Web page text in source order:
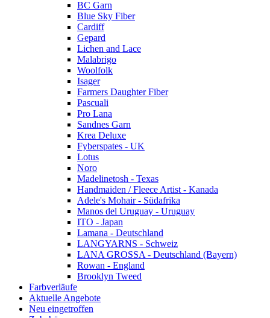
BC Garn
Blue Sky Fiber
Cardiff
Gepard
Lichen and Lace
Malabrigo
Woolfolk
Isager
Farmers Daughter Fiber
Pascuali
Pro Lana
Sandnes Garn
Krea Deluxe
Fyberspates - UK
Lotus
Noro
Madelinetosh - Texas
Handmaiden / Fleece Artist - Kanada
Adele's Mohair - Südafrika
Manos del Uruguay - Uruguay
ITO - Japan
Lamana - Deutschland
LANGYARNS - Schweiz
LANA GROSSA - Deutschland (Bayern)
Rowan - England
Brooklyn Tweed
Farbverläufe
Aktuelle Angebote
Neu eingetroffen